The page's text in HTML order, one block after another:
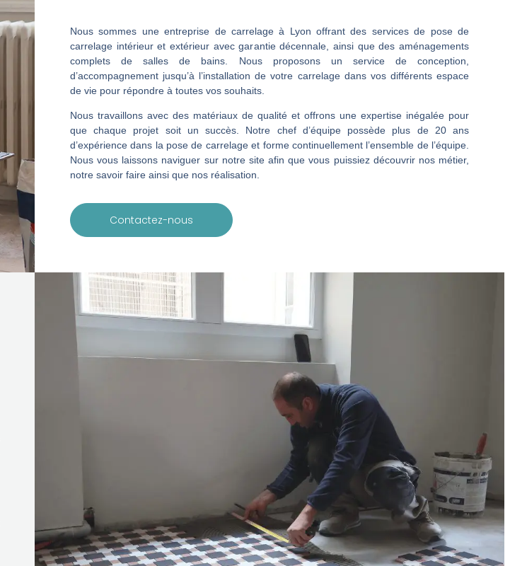
Nous sommes une entreprise de carrelage à Lyon offrant des services de pose de
carrelage intérieur et extérieur avec garantie décennale, ainsi que des aménagements
complets de salles de bains . Nous proposons un service de conception,
d’accompagnement jusqu’à l’installation de votre carrelage dans vos différents espace
de vie pour répondre à toutes vos souhaits.
Nous travaillons avec des matériaux de qualité et offrons une expertise inégalée pour
que chaque projet soit un succès. Notre chef d’équipe possède plus de 20 ans
d’expérience dans la pose de carrelage et forme continuellement l’ensemble de l’équipe.
Nous vous laissons naviguer sur notre site afin que vous puissiez découvrir nos métier,
notre savoir faire ainsi que nos réalisation.
Contactez-nous